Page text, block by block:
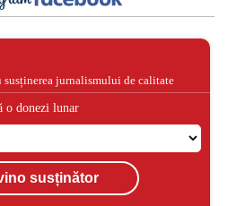
susținerea jurnalismului de calitate
o donezi lunar
susținător